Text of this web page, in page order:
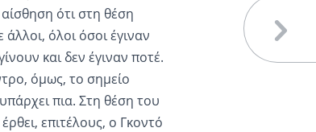
ότι στη θέση
όλοι όσοι έγιναν
και δεν έγιναν ποτέ.
όμως, το σημείο
πια. Στη θέση του
επιτέλους, ο Γκοντό